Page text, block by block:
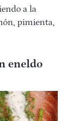
a la
pimienta,
eneldo